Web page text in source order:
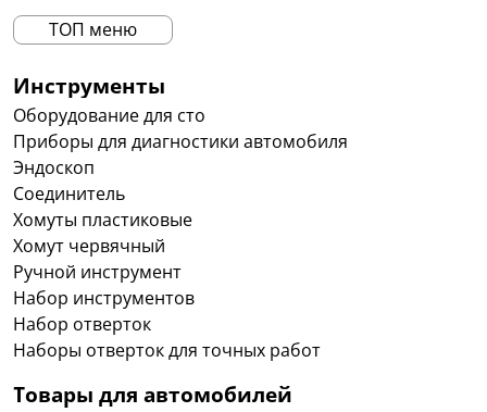
ТОП меню
Инструменты
Оборудование для сто
Приборы для диагностики автомобиля
Эндоскоп
Соединитель
Хомуты пластиковые
Хомут червячный
Ручной инструмент
Набор инструментов
Набор отверток
Наборы отверток для точных работ
Товары для автомобилей